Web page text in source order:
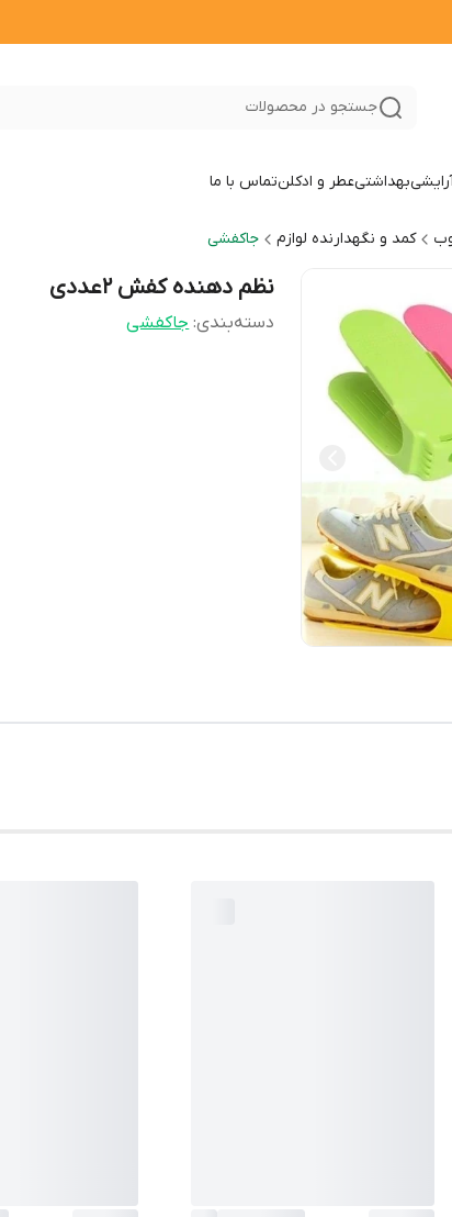
جستجو در محصولات
بهداشتیعطر و ادکلنتماس با ما
کمد و نگهدارنده لوازم جاکفشی
نظم دهنده کفش 2عددی
دسته‌بندی:جاکفشی